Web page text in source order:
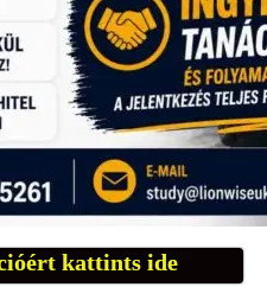
kattints ide